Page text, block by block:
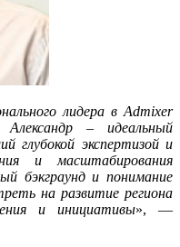
лидера в Admixer
– идеальный
глубокой экспертизой и
и масштабирования
бэкграунд и понимание
на развитие региона
и инициативы», —